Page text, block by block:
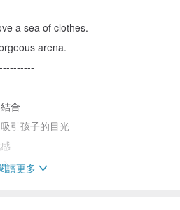
a sea of clothes.
arena.
合
引孩子的目光
讀更多